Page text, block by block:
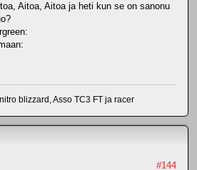
Aitoa, Aitoa ja heti kun se on sanonu
blizzard, Asso TC3 FT ja racer
#144